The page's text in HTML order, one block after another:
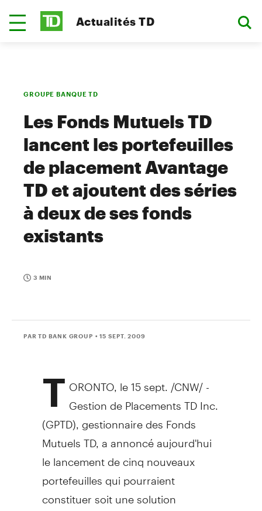
Actualités TD
GROUPE BANQUE TD
Les Fonds Mutuels TD
lancent les portefeuilles
de placement Avantage
TD et ajoutent des séries
à deux de ses fonds
existants
3 MIN
PAR TD BANK GROUP • 15 SEPT. 2009
T ORONTO, le 15 sept. /CNW/ -
Gestion de Placements TD Inc.
(GPTD), gestionnaire des Fonds
Mutuels TD, a annoncé aujourd'hui
le lancement de cinq nouveaux
portefeuilles qui pourraient
constituer soit une solution